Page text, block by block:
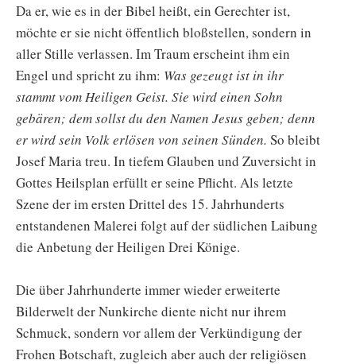
Da er, wie es in der Bibel heißt, ein Gerechter ist,
möchte er sie nicht öffentlich bloßstellen, sondern in
aller Stille verlassen. Im Traum erscheint ihm ein
Engel und spricht zu ihm: Was gezeugt ist in ihr
stammt vom Heiligen Geist. Sie wird einen Sohn
gebären; dem sollst du den Namen Jesus geben; denn
er wird sein Volk erlösen von seinen Sünden. So bleibt
Josef Maria treu. In tiefem Glauben und Zuversicht in
Gottes Heilsplan erfüllt er seine Pflicht. Als letzte
Szene der im ersten Drittel des 15. Jahrhunderts
entstandenen Malerei folgt auf der südlichen Laibung
die Anbetung der Heiligen Drei Könige.
Die über Jahrhunderte immer wieder erweiterte
Bilderwelt der Nunkirche diente nicht nur ihrem
Schmuck, sondern vor allem der Verkündigung der
Frohen Botschaft, zugleich aber auch der religiösen